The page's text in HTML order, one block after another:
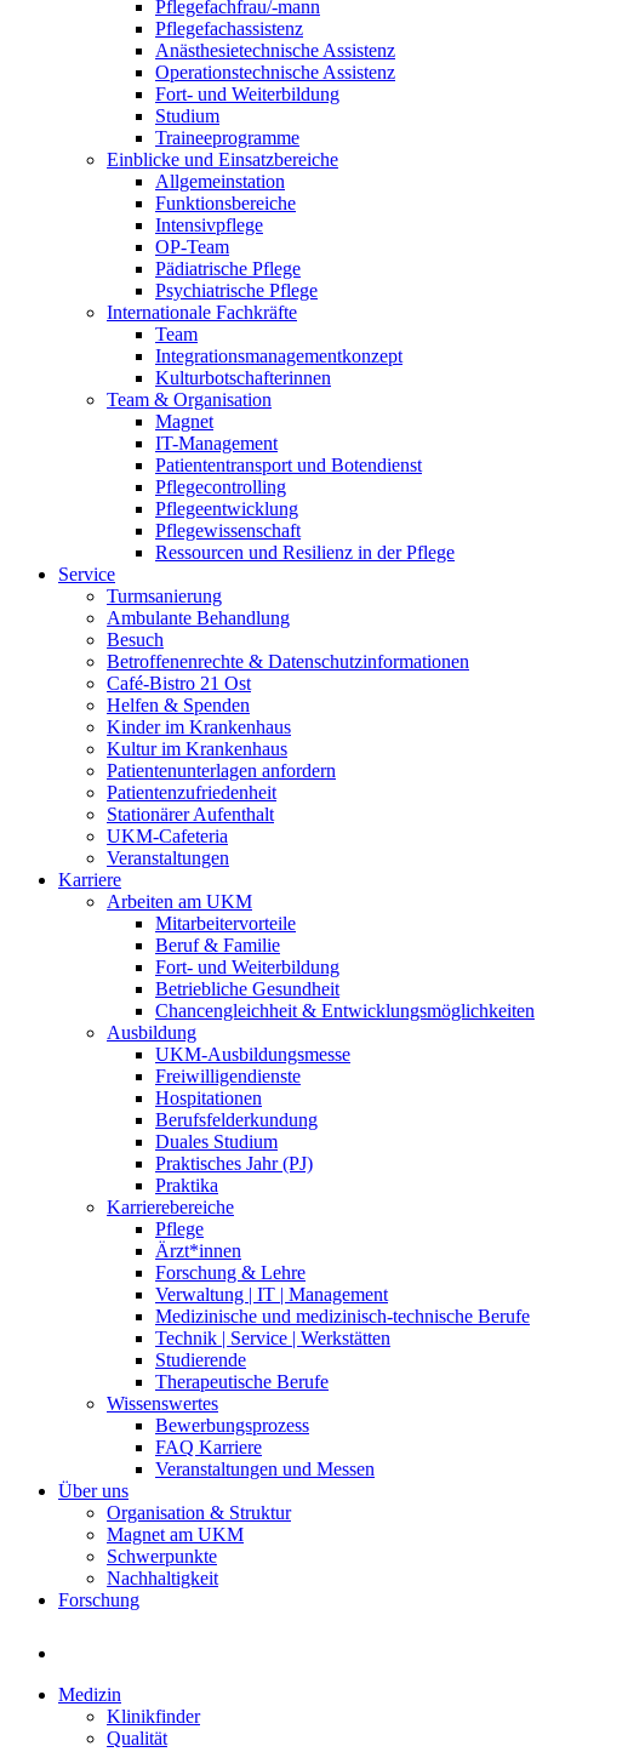
Pflegefachfrau/-mann
Pflegefachassistenz
Anästhesietechnische Assistenz
Operationstechnische Assistenz
Fort- und Weiterbildung
Studium
Traineeprogramme
Einblicke und Einsatzbereiche
Allgemeinstation
Funktionsbereiche
Intensivpflege
OP-Team
Pädiatrische Pflege
Psychiatrische Pflege
Internationale Fachkräfte
Team
Integrationsmanagementkonzept
Kulturbotschafterinnen
Team & Organisation
Magnet
IT-Management
Patiententransport und Botendienst
Pflegecontrolling
Pflegeentwicklung
Pflegewissenschaft
Ressourcen und Resilienz in der Pflege
Service
Turmsanierung
Ambulante Behandlung
Besuch
Betroffenenrechte & Datenschutzinformationen
Café-Bistro 21 Ost
Helfen & Spenden
Kinder im Krankenhaus
Kultur im Krankenhaus
Patientenunterlagen anfordern
Patientenzufriedenheit
Stationärer Aufenthalt
UKM-Cafeteria
Veranstaltungen
Karriere
Arbeiten am UKM
Mitarbeitervorteile
Beruf & Familie
Fort- und Weiterbildung
Betriebliche Gesundheit
Chancengleichheit & Entwicklungsmöglichkeiten
Ausbildung
UKM-Ausbildungsmesse
Freiwilligendienste
Hospitationen
Berufsfelderkundung
Duales Studium
Praktisches Jahr (PJ)
Praktika
Karrierebereiche
Pflege
Ärzt*innen
Forschung & Lehre
Verwaltung | IT | Management
Medizinische und medizinisch-technische Berufe
Technik | Service | Werkstätten
Studierende
Therapeutische Berufe
Wissenswertes
Bewerbungsprozess
FAQ Karriere
Veranstaltungen und Messen
Über uns
Organisation & Struktur
Magnet am UKM
Schwerpunkte
Nachhaltigkeit
Forschung
Medizin
Klinikfinder
Qualität